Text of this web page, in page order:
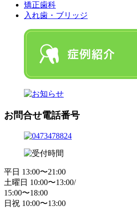
矯正歯科
入れ歯・ブリッジ
お問合せ電話番号
平日 13:00〜21:00
土曜日 10:00〜13:00/
15:00〜18:00
日祝 10:00〜13:00